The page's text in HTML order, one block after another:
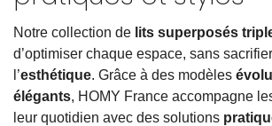
Notre collection de lits superposés
d’optimiser chaque espace, sans
l’esthétique. Grâce à des modèles
élégants, HOMY France accompagne
leur quotidien avec des solutions